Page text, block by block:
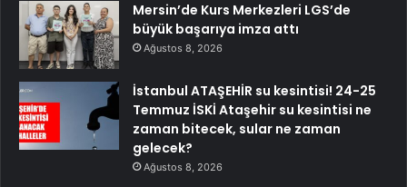
Mersin’de Kurs Merkezleri LGS’de
büyük başarıya imza attı
Ağustos 8, 2026
İstanbul ATAŞEHİR su kesintisi! 24-25
Temmuz İSKİ Ataşehir su kesintisi ne
zaman bitecek, sular ne zaman
gelecek?
Ağustos 8, 2026